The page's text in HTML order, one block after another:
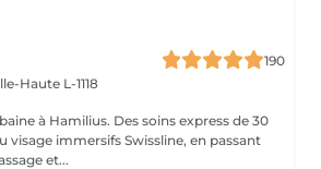
190
Haute L-1118
à Hamilius. Des soins express de 30
visage immersifs Swissline, en passant
et...